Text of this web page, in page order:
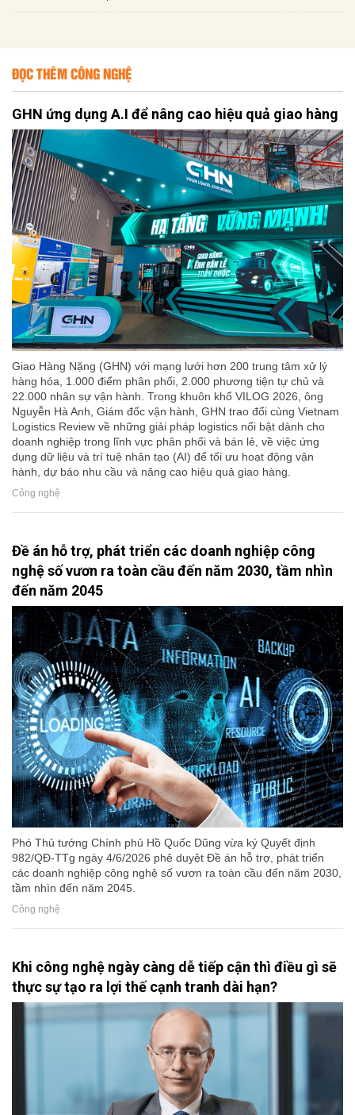
ĐỌC THÊM CÔNG NGHỆ
GHN ứng dụng A.I để nâng cao hiệu quả giao hàng
Giao Hàng Nặng (GHN) với mạng lưới hơn 200 trung tâm xử lý
hàng hóa, 1.000 điểm phân phối, 2.000 phương tiện tự chủ và
22.000 nhân sự vận hành. Trong khuôn khổ VILOG 2026, ông
Nguyễn Hà Anh, Giám đốc vận hành, GHN trao đổi cùng Vietnam
Logistics Review về những giải pháp logistics nổi bật dành cho
doanh nghiệp trong lĩnh vực phân phối và bán lẻ, về việc ứng
dụng dữ liệu và trí tuệ nhân tạo (AI) để tối ưu hoạt động vận
hành, dự báo nhu cầu và nâng cao hiệu quả giao hàng.
Công nghệ
Đề án hỗ trợ, phát triển các doanh nghiệp công
nghệ số vươn ra toàn cầu đến năm 2030, tầm nhìn
đến năm 2045
Phó Thủ tướng Chính phủ Hồ Quốc Dũng vừa ký Quyết định
982/QĐ-TTg ngày 4/6/2026 phê duyệt Đề án hỗ trợ, phát triển
các doanh nghiệp công nghệ số vươn ra toàn cầu đến năm 2030,
tầm nhìn đến năm 2045.
Công nghệ
Khi công nghệ ngày càng dễ tiếp cận thì điều gì sẽ
thực sự tạo ra lợi thế cạnh tranh dài hạn?